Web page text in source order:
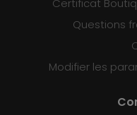
Certificat
Questions
Modifier les